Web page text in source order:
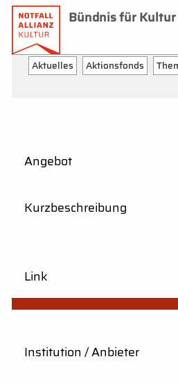
Bündnis für
Aktuelles Aktionsfonds
Angebot
Kurzbeschreibung
Link
Institution / Anbieter